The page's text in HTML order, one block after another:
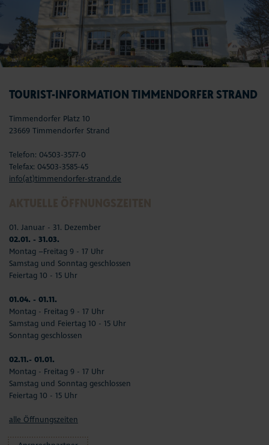
TOURIST-INFORMATION TIMMENDORFER STRAND
Timmendorfer Platz 10
23669 Timmendorfer Strand
Telefon: 04503-3577-0
Telefax: 04503-3585-45
info(at)timmendorfer-strand.de
01. Januar - 31. Dezember
02.01. - 31.03.
Montag –Freitag 9 - 17 Uhr
Samstag und Sonntag geschlossen
Feiertag 10 - 15 Uhr
01.04. - 01.11.
Montag - Freitag 9 - 17 Uhr
Samstag und Feiertag 10 - 15 Uhr
Sonntag geschlossen
02.11.- 01.01.
Montag - Freitag 9 - 17 Uhr
Samstag und Sonntag geschlossen
Feiertag 10 - 15 Uhr
alle Öffnungszeiten